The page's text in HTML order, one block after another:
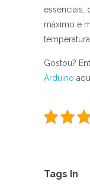
essenciais,
máximo e
temperatura.
Gostou?
Arduino
Tags In